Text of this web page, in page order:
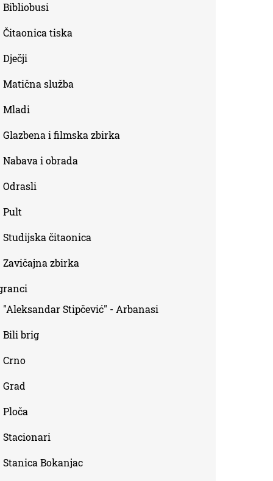
Bibliobusi
Čitaonica tiska
Dječji
Matična služba
Mladi
Glazbena i filmska zbirka
Nabava i obrada
Odrasli
Pult
Studijska čitaonica
Zavičajna zbirka
"Aleksandar Stipčević" - Arbanasi
Bili brig
Crno
Grad
Ploča
Stacionari
Stanica Bokanjac